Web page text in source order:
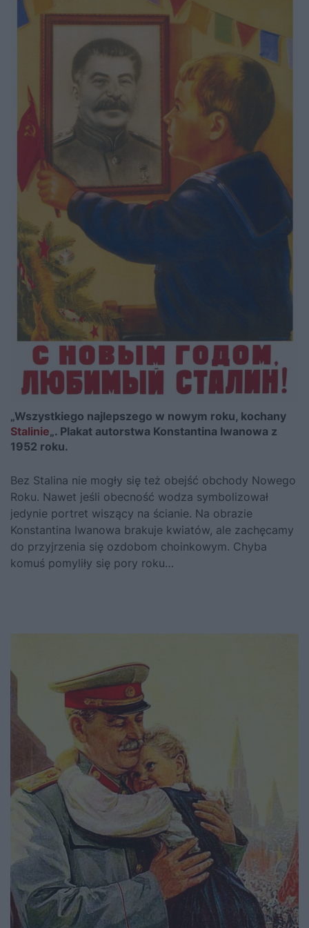
„Wszystkiego najlepszego w nowym roku, kochany
Stalinie„. Plakat autorstwa Konstantina Iwanowa z
1952 roku.
Bez Stalina nie mogły się też obejść obchody Nowego
Roku. Nawet jeśli obecność wodza symbolizował
jedynie portret wiszący na ścianie. Na obrazie
Konstantina Iwanowa brakuje kwiatów, ale zachęcamy
do przyjrzenia się ozdobom choinkowym. Chyba
komuś pomyliły się pory roku…